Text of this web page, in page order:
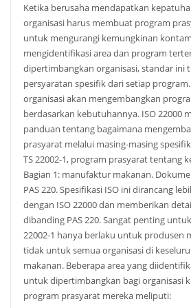
Ketika berusaha mendapatkan
organisasi harus membuat program
untuk mengurangi kemungkinan
mengidentifikasi area dan program
dipertimbangkan organisasi, standar ini
persyaratan spesifik dari setiap
organisasi akan mengembangkan
berdasarkan kebutuhannya. ISO 22000
panduan tentang bagaimana
prasyarat melalui masing-masing
TS 22002-1, program prasyarat tentang
Bagian 1: manufaktur makanan.
PAS 220. Spesifikasi ISO ini dirancang
dengan ISO 22000 dan memberikan
dibanding PAS 220. Sangat penting
22002-1 hanya berlaku untuk produsen
tidak untuk semua organisasi di
makanan. Beberapa area yang
untuk dipertimbangkan bagi organisasi
program prasyarat mereka meliputi: